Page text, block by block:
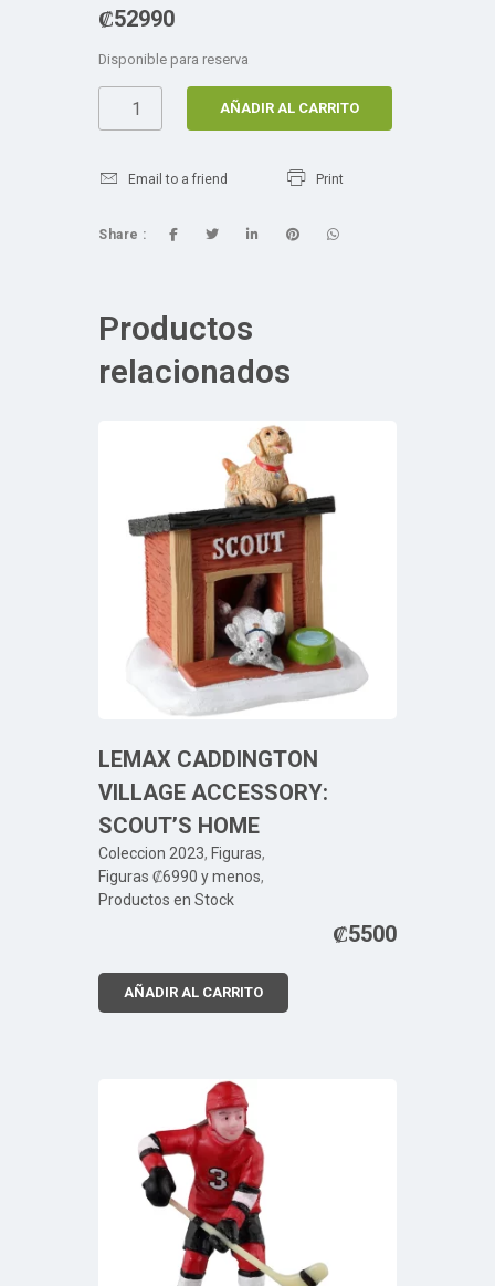
₡52990
Disponible para reserva
AÑADIR AL CARRITO
Email to a friend Print
Share :
Productos
relacionados
LEMAX CADDINGTON
VILLAGE ACCESSORY:
SCOUT’S HOME
Coleccion 2023, Figuras,
Figuras ₡6990 y menos,
Productos en Stock
₡5500
AÑADIR AL CARRITO